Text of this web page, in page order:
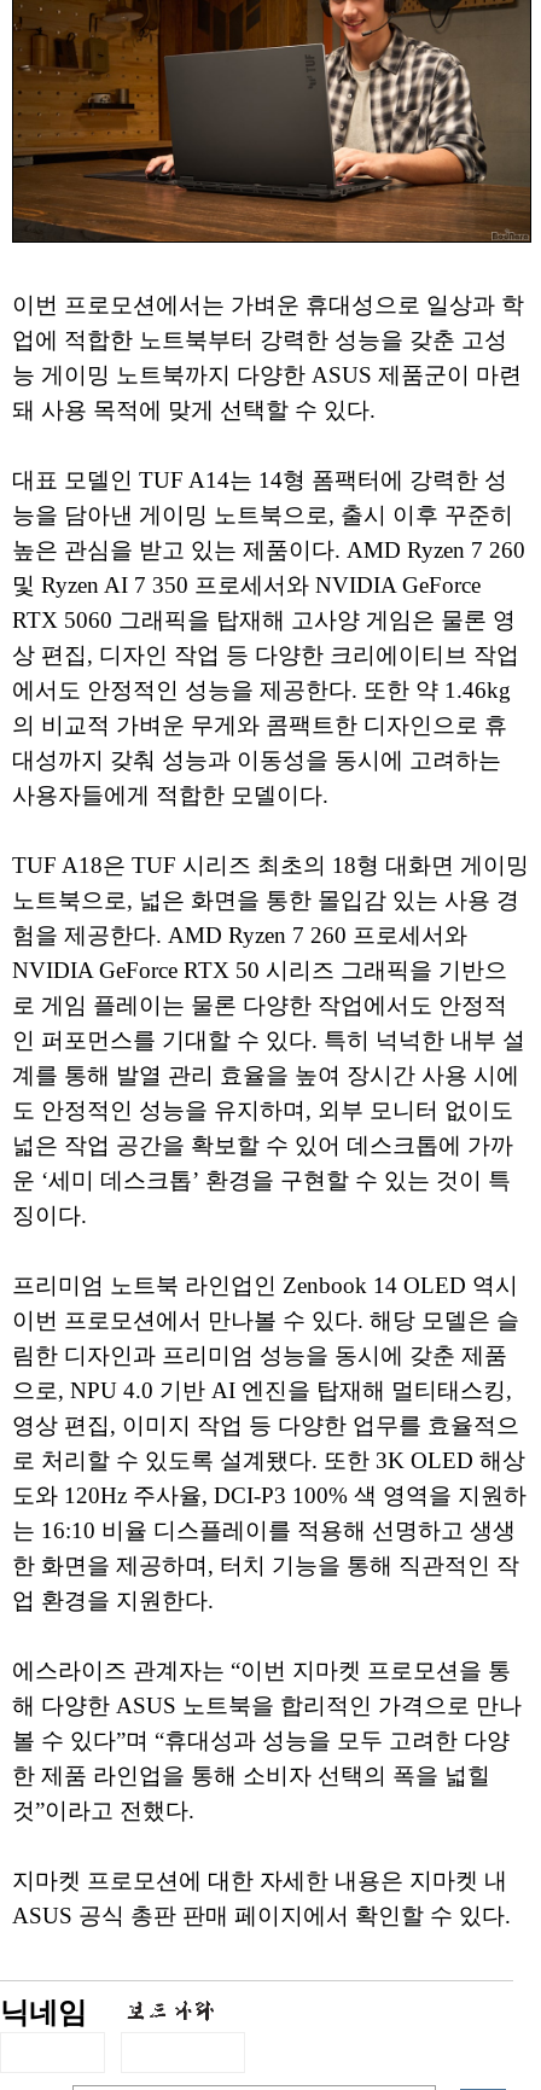
이번 프로모션에서는 가벼운 휴대성으로 일상과 학
업에 적합한 노트북부터 강력한 성능을 갖춘 고성
능 게이밍 노트북까지 다양한 ASUS 제품군이 마련
돼 사용 목적에 맞게 선택할 수 있다.
대표 모델인 TUF A14는 14형 폼팩터에 강력한 성
능을 담아낸 게이밍 노트북으로, 출시 이후 꾸준히
높은 관심을 받고 있는 제품이다. AMD Ryzen 7 260
및 Ryzen AI 7 350 프로세서와 NVIDIA GeForce
RTX 5060 그래픽을 탑재해 고사양 게임은 물론 영
상 편집, 디자인 작업 등 다양한 크리에이티브 작업
에서도 안정적인 성능을 제공한다. 또한 약 1.46kg
의 비교적 가벼운 무게와 콤팩트한 디자인으로 휴
대성까지 갖춰 성능과 이동성을 동시에 고려하는
사용자들에게 적합한 모델이다.
TUF A18은 TUF 시리즈 최초의 18형 대화면 게이밍
노트북으로, 넓은 화면을 통한 몰입감 있는 사용 경
험을 제공한다. AMD Ryzen 7 260 프로세서와
NVIDIA GeForce RTX 50 시리즈 그래픽을 기반으
로 게임 플레이는 물론 다양한 작업에서도 안정적
인 퍼포먼스를 기대할 수 있다. 특히 넉넉한 내부 설
계를 통해 발열 관리 효율을 높여 장시간 사용 시에
도 안정적인 성능을 유지하며, 외부 모니터 없이도
넓은 작업 공간을 확보할 수 있어 데스크톱에 가까
운 ‘세미 데스크톱’ 환경을 구현할 수 있는 것이 특
징이다.
프리미엄 노트북 라인업인 Zenbook 14 OLED 역시
이번 프로모션에서 만나볼 수 있다. 해당 모델은 슬
림한 디자인과 프리미엄 성능을 동시에 갖춘 제품
으로, NPU 4.0 기반 AI 엔진을 탑재해 멀티태스킹,
영상 편집, 이미지 작업 등 다양한 업무를 효율적으
로 처리할 수 있도록 설계됐다. 또한 3K OLED 해상
도와 120Hz 주사율, DCI-P3 100% 색 영역을 지원하
는 16:10 비율 디스플레이를 적용해 선명하고 생생
한 화면을 제공하며, 터치 기능을 통해 직관적인 작
업 환경을 지원한다.
에스라이즈 관계자는 “이번 지마켓 프로모션을 통
해 다양한 ASUS 노트북을 합리적인 가격으로 만나
볼 수 있다”며 “휴대성과 성능을 모두 고려한 다양
한 제품 라인업을 통해 소비자 선택의 폭을 넓힐
것”이라고 전했다.
지마켓 프로모션에 대한 자세한 내용은 지마켓 내
ASUS 공식 총판 판매 페이지에서 확인할 수 있다.
닉네임